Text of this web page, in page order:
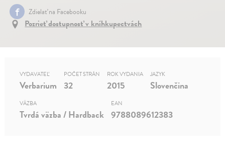
Zdielať na Facebooku
Pozrieť dostupnosť v kníhkupectvách
VYDAVATEĽ
Verbarium
POČET STRÁN
32
ROK VYDANIA
2015
JAZYK
Slovenčina
VÄZBA
Tvrdá väzba / Hardback
EAN
9788089612383